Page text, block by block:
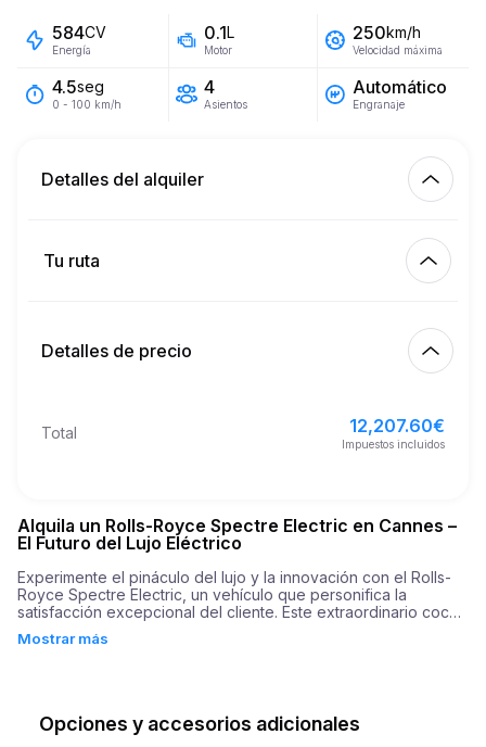
584CV
Energía
0.1L
Motor
250km/h
Velocidad máxima
4.5seg
0 - 100 km/h
4
Asientos
Automático
Engranaje
Detalles del alquiler
450.00
21
20,000.00 €
Tu ruta
Terminar
Detalles de precio
Total 12,207.60€
Impuestos incluidos
Alquila un Rolls-Royce Spectre Electric en Cannes –
El Futuro del Lujo Eléctrico
Experimente el pináculo del lujo y la innovación con el Rolls-
Royce Spectre Electric, un vehículo que personifica la
satisfacción excepcional del cliente. Este extraordinario coche
diseño, diseñado para aquellos que aprecian la verdadera
que combina velocidad y eficiencia.
Mostrar más
Opciones y accesorios adicionales